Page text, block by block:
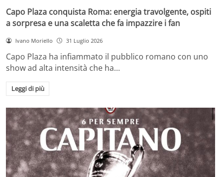
Capo Plaza conquista Roma: energia travolgente, ospiti
a sorpresa e una scaletta che fa impazzire i fan
Ivano Moriello 31 Luglio 2026
Capo Plaza ha infiammato il pubblico romano con uno
show ad alta intensità che ha…
Leggi di più